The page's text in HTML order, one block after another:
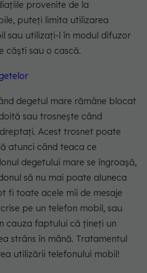
provenite de la
puteți limita utilizarea
sau utilizați-l în modul difuzor
căști sau o cască.
degetul mare rămâne blocat
sau trosnește când
Acest trosnet poate
atunci când teaca ce
degetului mare se îngroașă,
să nu mai poate aluneca
fi toate acele mii de mesaje
pe un telefon mobil, sau
cauza faptului că țineți un
strâns în mână. Tratamentul
utilizării telefonului mobil!